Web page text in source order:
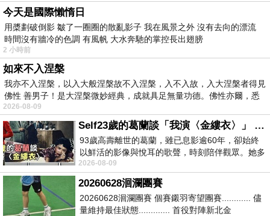
你看了是不是也口水直流了呢
趕快買一個來吃吃看吧
今天是國際懶惰日
用槳劃破倒影 皺了一圈圈的散亂影子 我在風景之外 沒有去向的漂流
時間沒有牆冷的色調 有風帆 大水奔馳的掌控長出翅膀
2 小時前
如來不入涅槃
我亦不入涅槃，以入大般涅槃故不入涅槃，入不入故，入大涅槃者得見
佛性 善男子！是大涅槃微妙經典，成就具足無量功德。佛性亦爾，悉
2026-08-09
Self23歲的葛蘭談「我演〈金縷衣〉」 #戀上老電影 #粟子 #葛蘭
93歲高壽離世的葛蘭，雖已息影逾60年，卻始終
以鮮活的影像與悅耳的歌聲，時刻陪伴觀眾。她多
才多藝、陽光開朗的形象，不僅保留在電影
2026-08-09
20260628洄瀾團賽
20260628洄瀾團賽 個賽鎩羽寄望團賽............ 儘
量維持最佳狀態............. 首役對陣新北金